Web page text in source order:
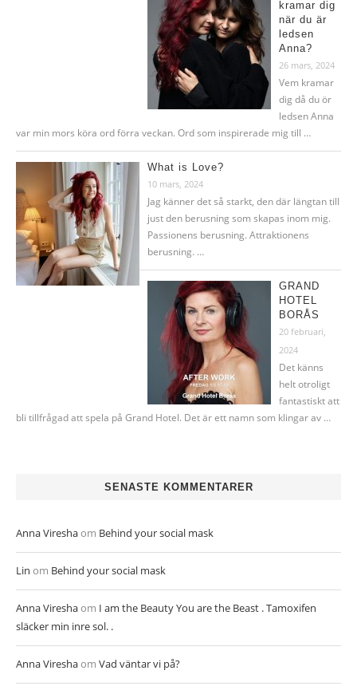
kramar dig
när du är
ledsen
Anna?
26 mars, 2024
Vem kramar
dig då du ör
ledsen Anna
var min mors köra ord förra veckan. Ord som inspirerade mig till …
What is Love?
10 mars, 2024
Jag känner det så starkt, den där längtan till
just den berusning som skapas inom mig.
Passionens berusning. Attraktionens
berusning. …
GRAND
HOTEL
BORÅS
20 februari,
2024
Det känns
helt otroligt
fantastiskt att
bli tillfrågad att spela på Grand Hotel. Det är ett namn som klingar av …
SENASTE KOMMENTARER
Anna Vireshaom Behind your social mask
Lin om Behind your social mask
Anna Vireshaom I am the Beauty You are the Beast . Tamoxifen
släcker min inre sol. .
Anna Vireshaom Vad väntar vi på?